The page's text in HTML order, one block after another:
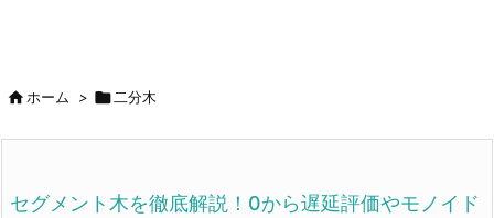
 ホーム >  二分木
セグメント木を徹底解説！0から遅延評価やモノイド